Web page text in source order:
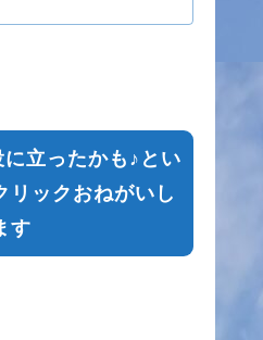
立ったかも♪とい
リックおねがいし
す